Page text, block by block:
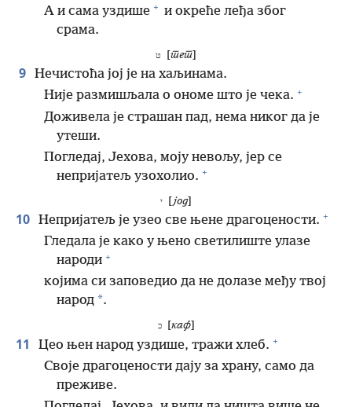
А и сама уздише + и окреће леђа због
срама.
ט тет
9 Нечистоћа јој је на хаљинама.
Није размишљала о ономе што је чека. +
Доживела је страшан пад, нема никог да је
утеши.
Погледај, Јехова, моју невољу, јер се
непријатељ узохолио. +
י [јод]
10 Непријатељ је узео све њене драгоцености. +
Гледала је како у њено светилиште улазе
народи +
којима си заповедио да не долазе међу твој
народ *.
כ[ каф]
11 Цео њен народ уздише, тражи хлеб. +
Своје драгоцености дају за храну, само да
преживе.